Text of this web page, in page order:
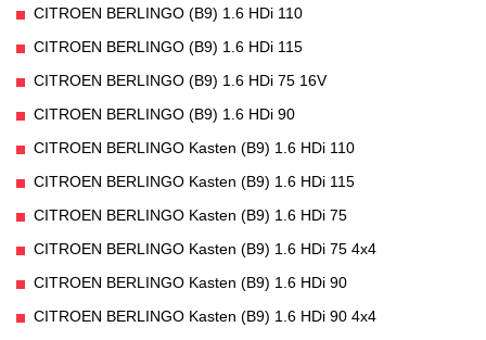
CITROEN BERLINGO (B9) 1.6 HDi 110
CITROEN BERLINGO (B9) 1.6 HDi 115
CITROEN BERLINGO (B9) 1.6 HDi 75 16V
CITROEN BERLINGO (B9) 1.6 HDi 90
CITROEN BERLINGO Kasten (B9) 1.6 HDi 110
CITROEN BERLINGO Kasten (B9) 1.6 HDi 115
CITROEN BERLINGO Kasten (B9) 1.6 HDi 75
CITROEN BERLINGO Kasten (B9) 1.6 HDi 75 4x4
CITROEN BERLINGO Kasten (B9) 1.6 HDi 90
CITROEN BERLINGO Kasten (B9) 1.6 HDi 90 4x4